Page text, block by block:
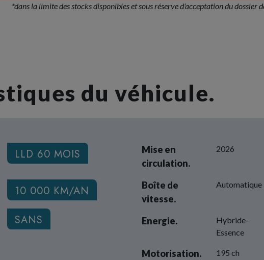
*dans la limite des stocks disponibles et sous réserve d'acceptation du dossier
du véhicule.
LLD 60 MOIS
10 000 KM/AN
SANS
Mise en
circulation.
2026
Boîte de
vitesse.
Automatique
Energie.
Hybride-
Essence
Motorisation. 195 ch